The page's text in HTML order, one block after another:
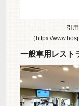
引
（https://
一般車用レスト